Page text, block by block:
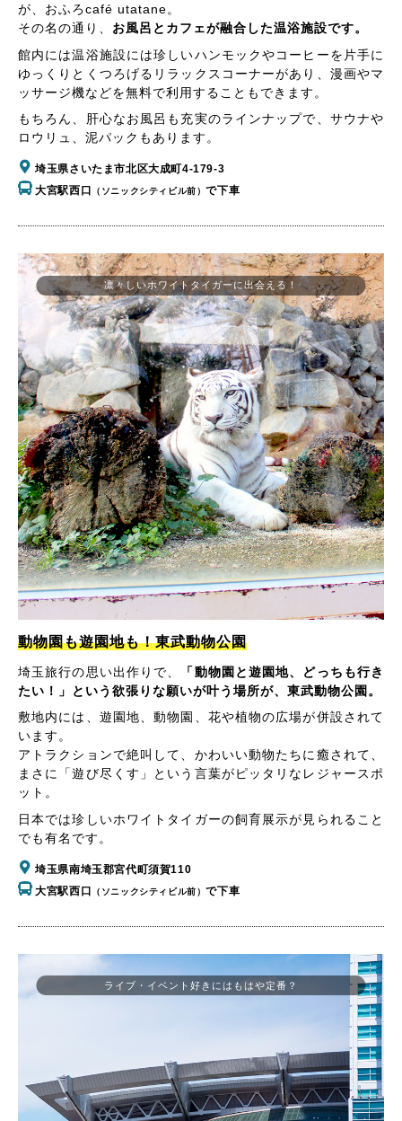
が、おふろcafé utatane。
その名の通り、 お風呂とカフェが融合した温浴施設です。
館内には温浴施設には珍しいハンモックやコーヒーを片手に
ゆっくりとくつろげるリラックスコーナーがあり、漫画やマ
ッサージ機などを無料で利用することもできます。
もちろん、肝心なお風呂も充実のラインナップで、サウナや
ロウリュ、泥パックもあります。
埼玉県さいたま市北区大成町4-179-3
大宮駅西口
（ソニックシティビル前）で下車
凛々しいホワイトタイガーに出会える！
動物園も遊園地も！東武動物公園
埼玉旅行の思い出作りで、
「動物園と遊園地、どっちも行き
たい！」という欲張りな願いが叶う場所が、東武動物公園。
敷地内には、遊園地、動物園、花や植物の広場が併設されて
います。
アトラクションで絶叫して、かわいい動物たちに癒されて、
まさに「遊び尽くす」という言葉がピッタリなレジャースポ
ット。
日本では珍しいホワイトタイガーの飼育展示が見られること
でも有名です。
埼玉県南埼玉郡宮代町須賀110
大宮駅西口
（ソニックシティビル前）で下車
ライブ・イベント好きにはもはや定番？